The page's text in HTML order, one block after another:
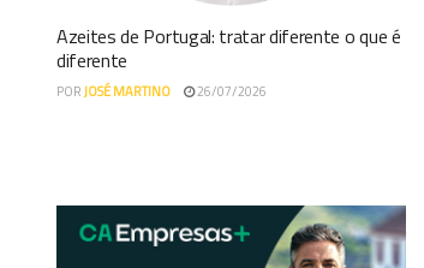
Azeites de Portugal: tratar diferente o que é
diferente
PORJOSÉ MARTINO 26/07/2026